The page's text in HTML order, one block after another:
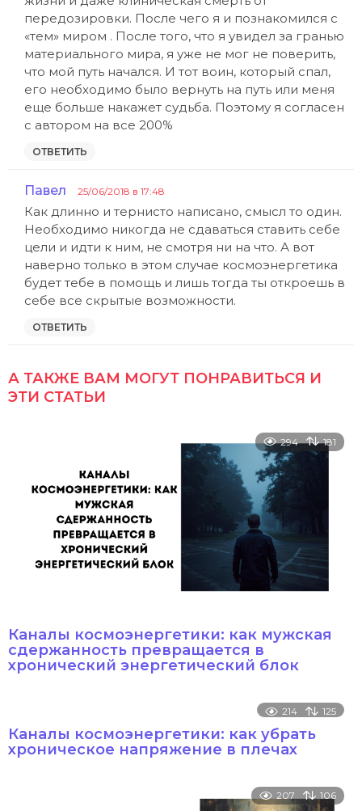
передозировки. После чего я и познакомился с
«тем» миром . После того, что я увидел за гранью
материального мира, я уже не мог не поверить,
что мой путь начался. И тот воин, который спал,
его необходимо было вернуть на путь или меня
еще больше накажет судьба. Поэтому я согласен
с автором на все 200%
ОТВЕТИТЬ
Павел 25/06/2018 в 17:48
Как длинно и тернисто написано, смысл то один.
Необходимо никогда не сдаваться ставить себе
цели и идти к ним, не смотря ни на что. А вот
наверно только в этом случае космоэнергетика
будет тебе в помощь и лишь тогда ты откроешь в
себе все скрытые возможности.
ОТВЕТИТЬ
А ТАКЖЕ ВАМ МОГУТ ПОНРАВИТЬСЯ И
ЭТИ СТАТЬИ
294 181
Каналы космоэнергетики: как мужская
сдержанность превращается в
хронический энергетический блок
214 125
Каналы космоэнергетики: как убрать
хроническое напряжение в плечах
207 106